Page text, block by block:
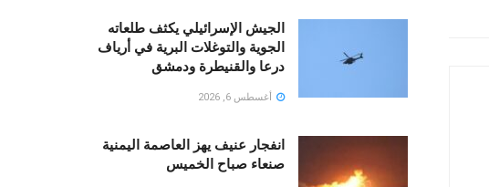
الجيش الإسرائيلي يكثف طلعاته
الجوية والتوغلات البرية في أرياف
درعا والقنيطرة ودمشق
أغسطس 6, 2026
انفجار عنيف يهز العاصمة اليمنية
صنعاء صباح الخميس